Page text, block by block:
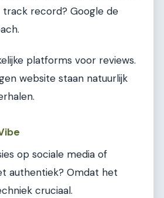
track record? Google de
platforms voor reviews.
website staan natuurlijk
op sociale media of
authentiek? Omdat het
cruciaal.